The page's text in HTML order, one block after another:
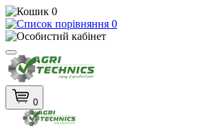
0
0
0